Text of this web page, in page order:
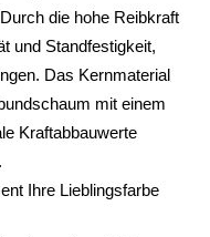
die hohe Reibkraft
und Standfestigkeit,
Das Kernmaterial
mit einem
Kraftabbauwerte
Ihre Lieblingsfarbe